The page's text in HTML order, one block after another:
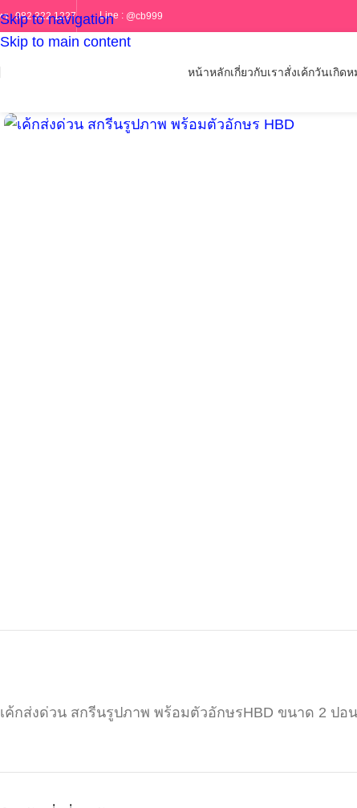
Skip to navigation
Skip to main content
ร : 082 322 1227 Line : @cb999
หน้าหลักเกี่ยวกับเราสั่งเค้กวันเกิดห
เค้กส่งด่วน สกรีนรูปภาพ พร้อมตัวอักษรHBD ขนาด 2 ปอ